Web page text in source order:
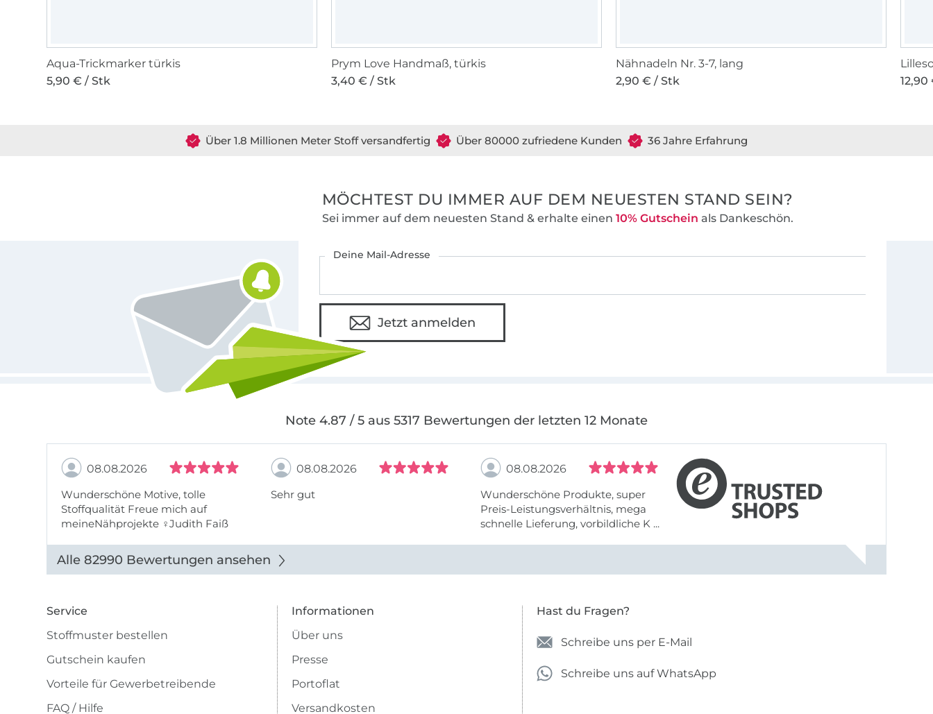
Aqua-Trickmarker türkis
5,90 € / Stk
Prym Love Handmaß, türkis
3,40 € / Stk
Nähnadeln Nr. 3-7, lang
2,90 € / Stk
Über 1.8 Millionen Meter Stoff versandfertig Über 80000 zufriedene Kunden 36 Jahre Erfahrung
MÖCHTEST DU IMMER AUF DEM NEUESTEN STAND SEIN?
Sei immer auf dem neuesten Stand & erhalte einen 10% Gutschein als Dankeschön.
Deine Mail-Adresse
Jetzt anmelden
Note 4.87 / 5 aus 5317 Bewertungen der letzten 12 Monate
08.08.2026
Wunderschöne Motive, tolle
Stoffqualität Freue mich auf
meineNähprojekte ♀Judith Faiß
08.08.2026
Sehr gut
08.08.2026
Wunderschöne Produkte, super
Preis-Leistungsverhältnis, mega
schnelle Lieferung, vorbildliche K ...
Alle 82990 Bewertungen ansehen
Service
Stoffmuster bestellen
Gutschein kaufen
Vorteile für Gewerbetreibende
FAQ / Hilfe
Informationen
Über uns
Presse
Portoflat
Versandkosten
Hast du Fragen?
Schreibe uns per E-Mail
Schreibe uns auf WhatsApp